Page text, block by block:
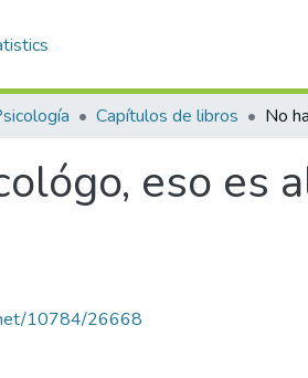
Capítulos de libros
eso es
10784/26668